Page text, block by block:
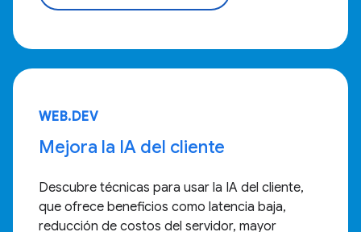
WEB.DEV
Mejora la IA del cliente
Descubre técnicas para usar la IA del cliente,
que ofrece beneficios como latencia baja,
reducción de costos del servidor, mayor